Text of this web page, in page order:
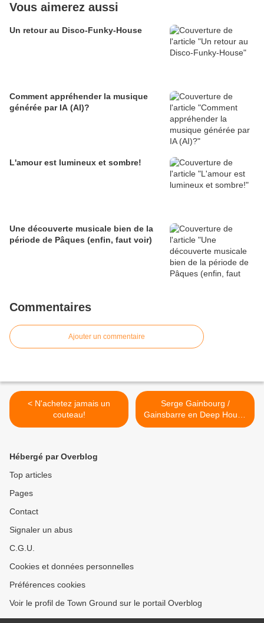
Vous aimerez aussi
Un retour au Disco-Funky-House
Comment appréhender la musique
générée par IA (AI)?
L'amour est lumineux et sombre!
Une découverte musicale bien de la
période de Pâques (enfin, faut voir)
Commentaires
Ajouter un commentaire
< N'achetez jamais un
couteau!
Serge Gainbourg /
Gainsbarre en Deep House
mix version courte >
Hébergé par Overblog
Top articles
Pages
Contact
Signaler un abus
C.G.U.
Cookies et données personnelles
Préférences cookies
Voir le profil de Town Ground sur le portail Overblog